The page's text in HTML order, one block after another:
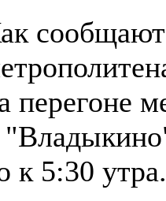
сообщают
перегоне
к 5:30 утра.